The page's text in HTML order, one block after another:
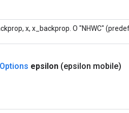
x, x_backprop. O "NHWC"
Options epsilon (epsilon mobile)